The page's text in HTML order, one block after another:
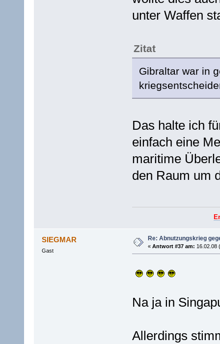
unter Waffen
Zitat
Gibraltar war in
Das halte ich
einfach eine
maritime
den Raum um
SIEGMAR
Gast
Re: Abnutzungskrieg
« Antwort #37 am: 16.02.08
Na ja in
Allerdings